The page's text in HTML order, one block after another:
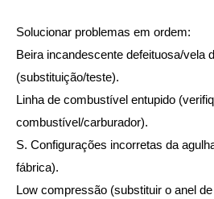
Solucionar problemas em ordem:
Beira incandescente defeituosa/vela
(substituição/teste).
Linha de combustível entupido
combustível/carburador).
S. Configurações incorretas da
fábrica).
Low compressão (substituir o anel